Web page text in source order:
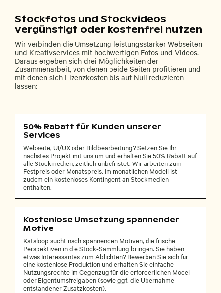
Stockfotos und Stockvideos
vergünstigt oder kostenfrei nutzen
Wir verbinden die Umsetzung leistungsstarker Webseiten
und Kreativservices mit hochwertigen Fotos und Videos.
Daraus ergeben sich drei Möglichkeiten der
Zusammenarbeit, von denen beide Seiten profitieren und
mit denen sich Lizenzkosten bis auf Null reduzieren
lassen:
50% Rabatt für Kunden unserer
Services
Webseite, UI/UX oder Bildbearbeitung? Setzen Sie Ihr
nächstes Projekt mit uns um und erhalten Sie 50% Rabatt auf
alle Stockmedien, zeitlich unbefristet. Wir arbeiten zum
Festpreis oder Monatspreis. Im monatlichen Modell ist
zudem ein kostenloses Kontingent an Stockmedien
enthalten.
Kostenlose Umsetzung spannender
Motive
Kataloop sucht nach spannenden Motiven, die frische
Perspektiven in die Stock-Sammlung bringen. Sie haben
etwas Interessantes zum Ablichten? Bewerben Sie sich für
eine kostenlose Produktion und erhalten Sie einfache
Nutzungsrechte im Gegenzug für die erforderlichen Model-
oder Eigentumsfreigaben (sowie ggf. die Übernahme
entstandener Zusatzkosten).